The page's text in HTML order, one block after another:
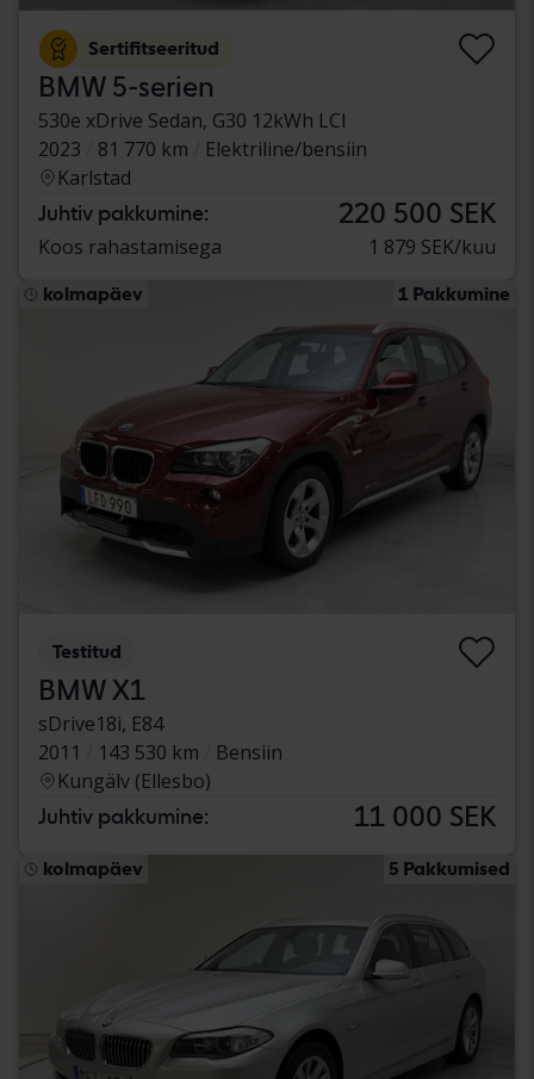
Sertifitseeritud
BMW 5-serien
530e xDrive Sedan, G30 12kWh LCI
2023
81 770 km
Elektriline/bensiin
Karlstad
Juhtiv pakkumine: 220 500 SEK
Koos rahastamisega 1 879 SEK/kuu
kolmapäev 1 Pakkumine
Testitud
BMW X1
sDrive18i, E84
2011
143 530 km
Bensiin
Kungälv (Ellesbo)
Juhtiv pakkumine: 11 000 SEK
kolmapäev 5 Pakkumised